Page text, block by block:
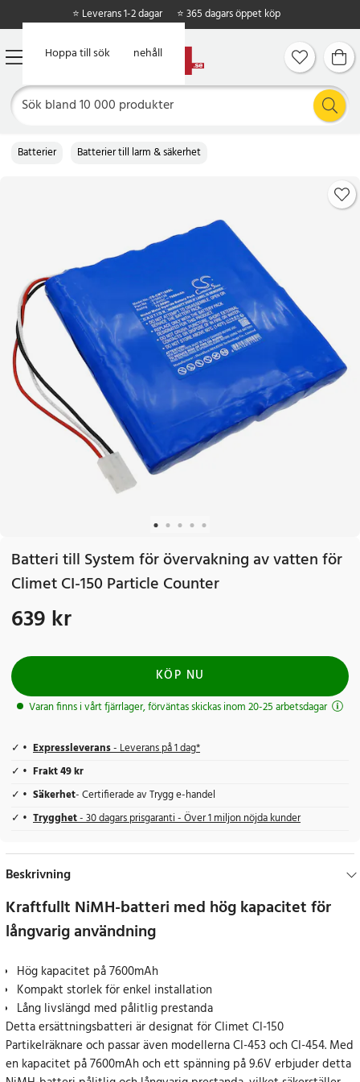
Hoppa till huvudinnehåll
Hoppa till sök
⭐ Leverans 1-2 dagar ⭐ 365 dagars öppet köp
Batterier Batterier till larm & säkerhet
Batteri till System för övervakning av vatten för
Climet CI-150 Particle Counter
Pris:639 kr
639 kr
KÖP NU
Varan finns i vårt fjärrlager, förväntas skickas inom 20-25 arbetsdagar
Expressleverans- Leverans på 1 dag*
Frakt 49 kr
Säkerhet- Certifierade av Trygg e-handel
Trygghet- 30 dagars prisgaranti - Över 1 miljon nöjda kunder
Beskrivning
Kraftfullt NiMH-batteri med hög kapacitet för
långvarig användning
Hög kapacitet på 7600mAh
Kompakt storlek för enkel installation
Lång livslängd med pålitlig prestanda
Detta ersättningsbatteri är designat för Climet CI-150
Partikelräknare och passar även modellerna CI-453 och CI-454. Med
en kapacitet på 7600mAh och ett spänning på 9.6V erbjuder detta